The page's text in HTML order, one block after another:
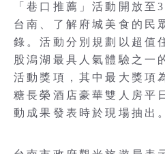
「巷口推薦」活動開放至
台南、了解府城美食的民
錄。活動分別規劃以超值
股潟湖最具人氣體驗之一
活動獎項，其中最大獎項
糖長榮酒店豪華雙人房平
動成果發表時於現場抽出。